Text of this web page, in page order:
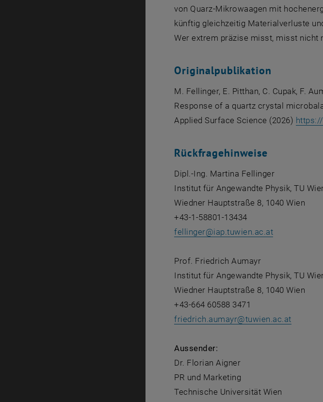
von Quarz-Mikrowaagen mit
künftig gleichzeitig Materialverluste
Wer extrem präzise misst, misst nicht
Originalpublikation
M. Fellinger, E. Pitthan, C. Cupak, F.
Response of a quartz crystal
Applied Surface Science (2026)
Rückfragehinweise
Dipl.-Ing. Martina Fellinger
Institut für Angewandte Physik, TU
Wiedner Hauptstraße 8, 1040 Wien
+43-1-58801-13434
fellinger@iap.tuwien.ac.at
Prof. Friedrich Aumayr
Institut für Angewandte Physik, TU
Wiedner Hauptstraße 8, 1040 Wien
+43-664 60588 3471
friedrich.aumayr@tuwien.ac.at
Aussender:
Dr. Florian Aigner
PR und Marketing
Technische Universität Wien